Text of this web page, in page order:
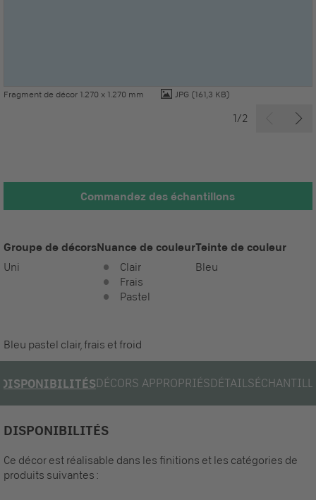
Fragment de décor 1.270 x 1.270 mm JPG (161,3 KB)
1/2
Commandez des échantillons
Groupe de décors
Uni
Nuance de couleur
Clair
Frais
Pastel
Teinte de couleur
Bleu
Bleu pastel clair, frais et froid
DISPONIBILITÉSDÉCORS APPROPRIÉSDÉTAILS
DISPONIBILITÉS
Ce décor est réalisable dans les finitions et les catégories de
produits suivantes :